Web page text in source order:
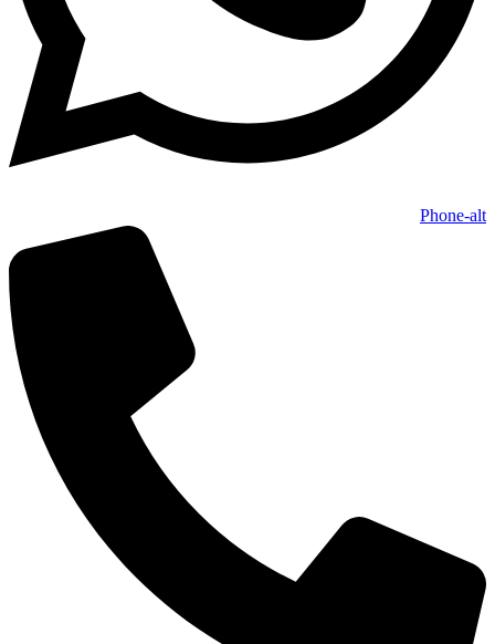
Phone-alt